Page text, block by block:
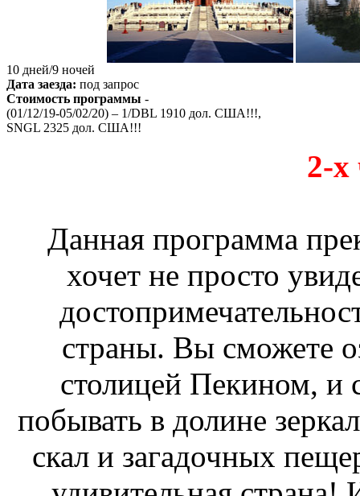
10 дней/9 ночей
Дата заезда: под запрос
Стоимость программы -
(01/12/19-05/02/20) – 1/DBL 1910 дол. США!!!,
SNGL 2325 дол. США!!!
2-х
Данная программа
хочет не просто
страны. Вы сможете
столицей Пекином, и
побывать в долине
скал и загадочных